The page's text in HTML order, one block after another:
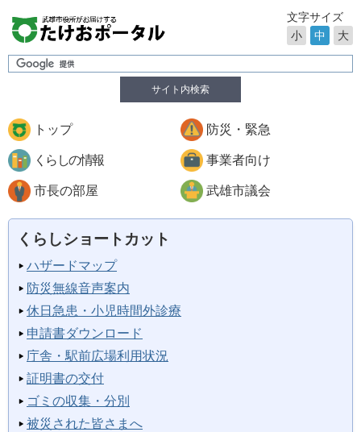
サイト内検索
文字サイズ
小
中 大
トップ 防災・緊急
くらしの情報 事業者向け
市長の部屋 武雄市議会
くらしショートカット
ハザードマップ
防災無線音声案内
休日急患・小児時間外診療
申請書ダウンロード
庁舎・駅前広場利用状況
証明書の交付
ゴミの収集・分別
被災された皆さまへ